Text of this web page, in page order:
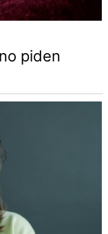
piden